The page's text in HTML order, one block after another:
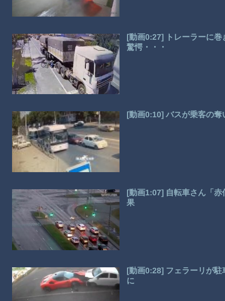
[動画0:27] トレーラーに
驚愕・・・
[動画0:10] バスが乗客の
[動画1:07] 自転車さん「
果
[動画0:28] フェラーリが
に